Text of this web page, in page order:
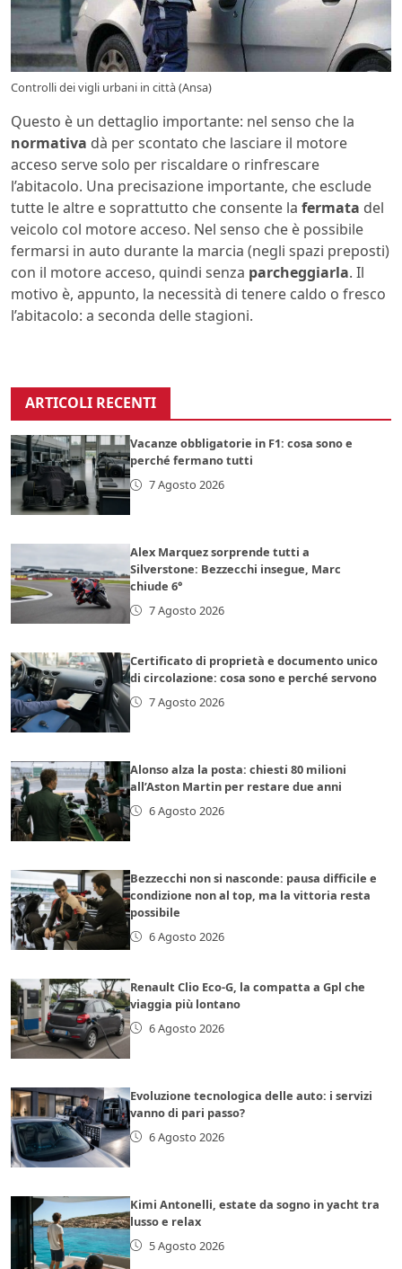
Controlli dei vigli urbani in città (Ansa)
Questo è un dettaglio importante: nel senso che la
normativa dà per scontato che lasciare il motore
acceso serve solo per riscaldare o rinfrescare
l’abitacolo. Una precisazione importante, che esclude
tutte le altre e soprattutto che consente la fermata del
veicolo col motore acceso. Nel senso che è possibile
fermarsi in auto durante la marcia (negli spazi preposti)
con il motore acceso, quindi senza parcheggiarla. Il
motivo è, appunto, la necessità di tenere caldo o fresco
l’abitacolo: a seconda delle stagioni.
ARTICOLI RECENTI
Vacanze obbligatorie in F1: cosa sono e
perché fermano tutti
7 Agosto 2026
Alex Marquez sorprende tutti a
Silverstone: Bezzecchi insegue, Marc
chiude 6°
7 Agosto 2026
Certificato di proprietà e documento unico
di circolazione: cosa sono e perché servono
7 Agosto 2026
Alonso alza la posta: chiesti 80 milioni
all’Aston Martin per restare due anni
6 Agosto 2026
Bezzecchi non si nasconde: pausa difficile e
condizione non al top, ma la vittoria resta
possibile
6 Agosto 2026
Renault Clio Eco-G, la compatta a Gpl che
viaggia più lontano
6 Agosto 2026
Evoluzione tecnologica delle auto: i servizi
vanno di pari passo?
6 Agosto 2026
Kimi Antonelli, estate da sogno in yacht tra
lusso e relax
5 Agosto 2026